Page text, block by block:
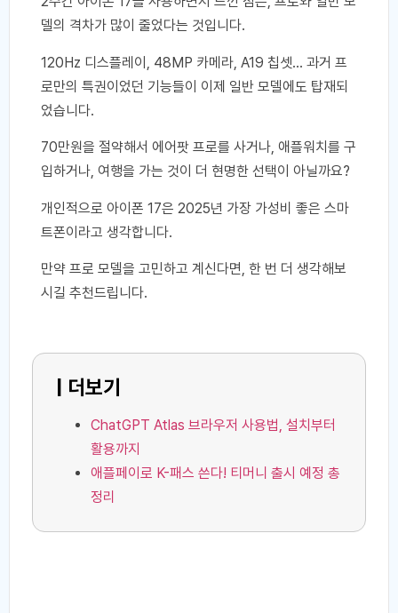
델의 격차가 많이 줄었다는 것입니다.
120Hz 디스플레이, 48MP 카메라, A19 칩셋… 과거 프
로만의 특권이었던 기능들이 이제 일반 모델에도 탑재되
었습니다.
70만원을 절약해서 에어팟 프로를 사거나, 애플워치를 구
입하거나, 여행을 가는 것이 더 현명한 선택이 아닐까요?
개인적으로 아이폰 17은 2025년 가장 가성비 좋은 스마
트폰이라고 생각합니다.
만약 프로 모델을 고민하고 계신다면, 한 번 더 생각해보
시길 추천드립니다.
| 더보기
ChatGPT Atlas 브라우저 사용법, 설치부터
활용까지
애플페이로 K-패스 쓴다! 티머니 출시 예정 총
정리